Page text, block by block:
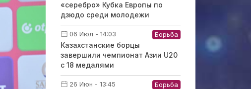
«серебро» Кубка Европы по
дзюдо среди молодежи
06 Июл - 14:03 Борьба
Казахстанские борцы
завершили чемпионат Азии U20
с 18 медалями
26 Июн - 13:45 Борьба